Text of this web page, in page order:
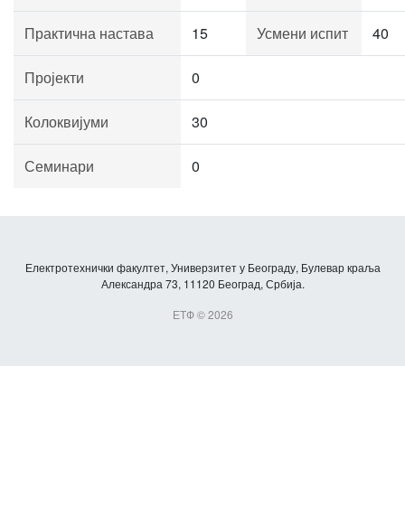
Практична настава 15 Усмени испит 40
Пројекти 0
Колоквијуми 30
Семинари 0
Електротехнички факултет, Универзитет у Београду, Булевар краља
Александра 73, 11120 Београд, Србија.
ЕТФ © 2026